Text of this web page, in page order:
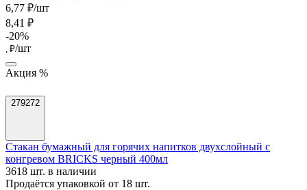
6,77 ₽/шт
8,41 ₽
-20%
, ₽/шт
Акция %
279272
Стакан бумажный для горячих напитков двухслойный с
конгревом BRICKS черный 400мл
3618 шт. в наличии
Продаётся упаковкой от 18 шт.